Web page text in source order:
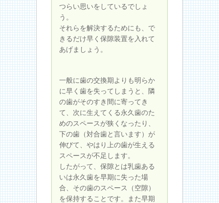
つらい思いをしているでしょ
う。
それらを解決するためにも、で
きるだけ早く保隙装置を入れて
あげましょう。
一般に歯の交換期よりも明らか
に早く歯を失ってしまうと、隣
の歯がそのすき間に寄ってき
て、次に生えてくる永久歯のた
めのスペースが狭くなったり、
下の歯（対合歯と言います）が
伸びて、やはり上の歯が生える
スペースが不足します。
したがって、保隙とは乳歯ある
いは永久歯を早期に失った場
合、その歯のスペース（空隙）
を保持することです。また早期